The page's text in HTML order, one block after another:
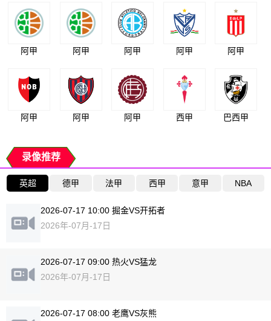
阿甲 阿甲 阿甲 阿甲 阿甲
阿甲 阿甲 阿甲 西甲 巴西甲
录像推荐
英超 德甲 法甲 西甲 意甲 NBA
2026-07-17 10:00 掘金VS开拓者
2026年-07月-17日
2026-07-17 09:00 热火VS猛龙
2026年-07月-17日
2026-07-17 08:00 老鹰VS灰熊